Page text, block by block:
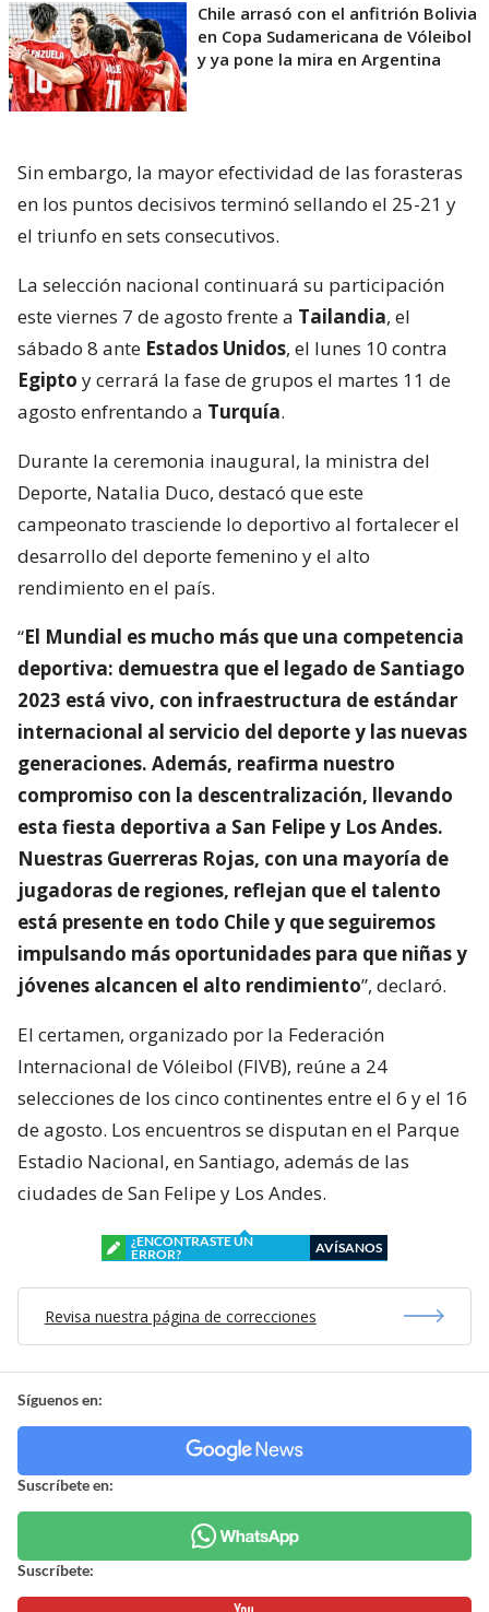
Chile arrasó con el anfitrión Bolivia
en Copa Sudamericana de Vóleibol
y ya pone la mira en Argentina
Sin embargo, la mayor efectividad de las forasteras
en los puntos decisivos terminó sellando el 25-21 y
el triunfo en sets consecutivos.
La selección nacional continuará su participación
este viernes 7 de agosto frente a Tailandia, el
sábado 8 ante Estados Unidos, el lunes 10 contra
Egipto y cerrará la fase de grupos el martes 11 de
agosto enfrentando a Turquía.
Durante la ceremonia inaugural, la ministra del
Deporte, Natalia Duco, destacó que este
campeonato trasciende lo deportivo al fortalecer el
desarrollo del deporte femenino y el alto
rendimiento en el país.
“El Mundial es mucho más que una competencia
deportiva: demuestra que el legado de Santiago
2023 está vivo, con infraestructura de estándar
internacional al servicio del deporte y las nuevas
generaciones. Además, reafirma nuestro
compromiso con la descentralización, llevando
esta fiesta deportiva a San Felipe y Los Andes.
Nuestras Guerreras Rojas, con una mayoría de
jugadoras de regiones, reflejan que el talento
está presente en todo Chile y que seguiremos
impulsando más oportunidades para que niñas y
jóvenes alcancen el alto rendimiento”, declaró.
El certamen, organizado por la Federación
Internacional de Vóleibol (FIVB), reúne a 24
selecciones de los cinco continentes entre el 6 y el 16
de agosto. Los encuentros se disputan en el Parque
Estadio Nacional, en Santiago, además de las
ciudades de San Felipe y Los Andes.
¿ENCONTRASTE UN
ERROR?
AVÍSANOS
Revisa nuestra página de correcciones
Síguenos en:
Suscríbete en:
Suscríbete: